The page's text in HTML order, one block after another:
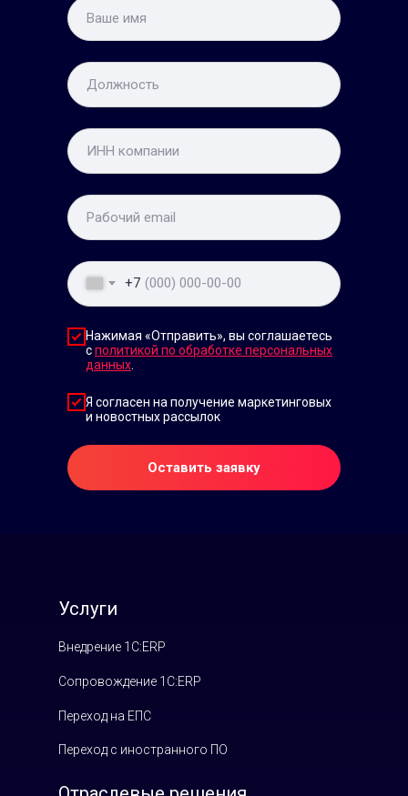
+7
Нажимая «Отправить», вы соглашаетесь
сполитикой по обработке персональных
данных
Я согласен на получение маркетинговых
и новостных рассылок
Оставить заявку
Услуги
Внедрение 1С:ERP
Сопровождение 1С:ERP
Переход на ЕПС
Переход с иностранного ПО